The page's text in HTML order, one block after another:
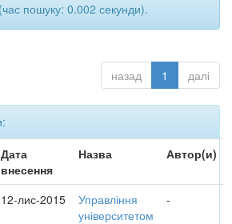
пошуку: 0.002 секунди).
назад 1 далі
Дата
внесення
Назва Автор(и)
12-лис-2015
Управління
університетом
-